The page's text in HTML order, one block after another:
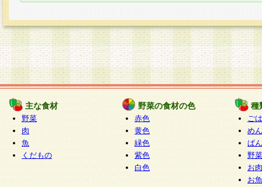
主な食材
野菜
肉
魚
くだもの
野菜の食材の色
赤色
黄色
緑色
紫色
白色
種
ご
めん
ぱん
野
お
お